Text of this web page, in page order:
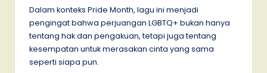
Dalam konteks Pride Month, lagu ini menjadi
pengingat bahwa perjuangan LGBTQ+ bukan hanya
tentang hak dan pengakuan, tetapi juga tentang
kesempatan untuk merasakan cinta yang sama
seperti siapa pun.